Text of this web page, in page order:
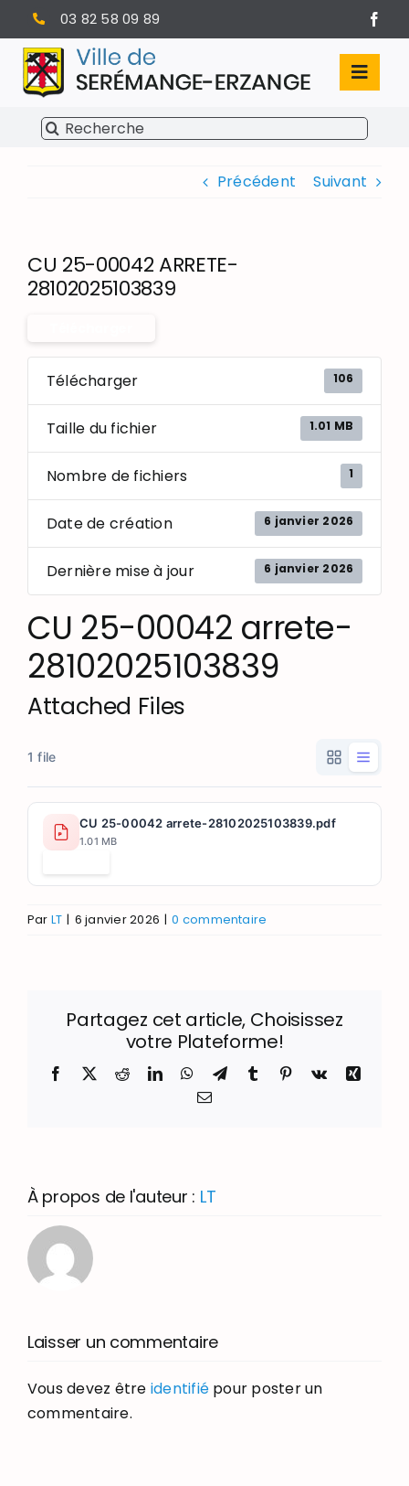
Passer
au
contenu
03 82 58 09 89
SÉRÉMANGE-ERZANGE
INFOS PRATIQUES
Rechercher:
Précédent Suivant
CU 25-00042 ARRETE-
28102025103839
Télécharger 106
Taille du fichier 1.01 MB
Nombre de fichiers 1
Date de création 6 janvier 2026
Dernière mise à jour 6 janvier 2026
CU 25-00042 arrete-
28102025103839
Attached Files
1 file
CU 25-00042 arrete-28102025103839.pdf
1.01 MB
Par LT | 6 janvier 2026 | 0 commentaire
Partagez cet article, Choisissez
votre Plateforme!
Facebook
X RedditLinkedInWhatsApp
TelegramTumblr Pinterest
Vk
Xing
Email
À propos de l'auteur : LT
Laisser un commentaire
Vous devez être identifié pour poster un
commentaire.